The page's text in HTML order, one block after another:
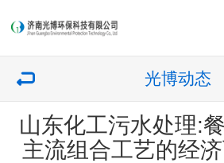
光博动态
山东化工污水处理:
主流组合工艺的经